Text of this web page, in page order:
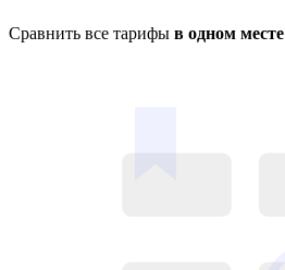
Сравнить все тарифы в одном месте